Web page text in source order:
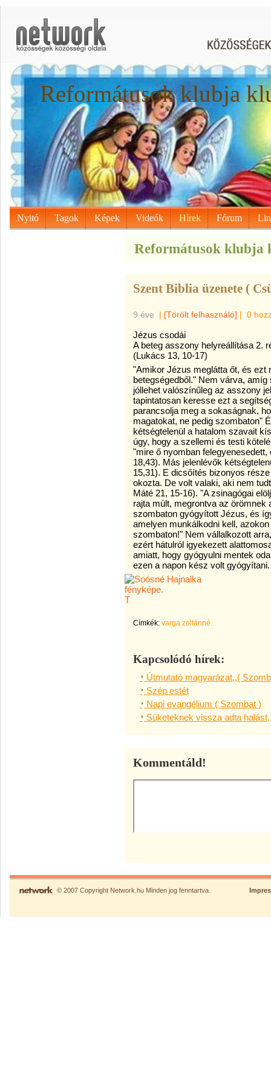
Reformátusok klubja
Nyitó Tagok Képek Videók Hírek Fórum
Reformátusok klubja
Szent Biblia üzenete (
9 éve | [Törölt felhasználó] | 0
Jézus csodái
A beteg asszony helyreállítása 2.
(Lukács 13, 10-17)
"Amikor Jézus meglátta őt, és ezt
betegségedből." Nem várva,
jóllehet valószínűleg az asszony
tapintatosan keresse ezt a
parancsolja meg a sokaságnak,
magatokat, ne pedig szombaton"
kétségtelenül a hatalom szavait
úgy, hogy a szellemi és testi
"mire ő nyomban
18,43). Más jelenlévők
15,31). E dicsőítés bizonyos
okozta. De volt valaki, aki nem
Máté 21, 15-16). "A zsinagógai
rajta múlt, megrontva az örömnek
szombaton gyógyított Jézus, és
amelyen munkálkodni kell,
szombaton!" Nem vállalkozott
ezért hátulról igyekezett
amiatt, hogy gyógyulni mentek
ezen a napon kész volt
T
Címkék: varga zoltánné.
Kapcsolódó hírek:
Útmutató magyarázat,,(
Szép estét
Napi evangélium ( Szombat )
Süketeknek vissza adta
Kommentáld!
© 2007 Copyright Network.hu Minden jog fenntartva.